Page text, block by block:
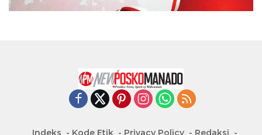
Indeks Kode Etik Privacy Policy Redaksi